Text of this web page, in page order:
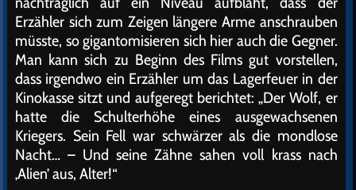
Erzähler sich zum Zeigen längere Arme anschrauben
müsste, so gigantomisieren sich hier auch die Gegner.
Man kann sich zu Beginn des Films gut vorstellen,
dass irgendwo ein Erzähler um das Lagerfeuer in der
Kinokasse sitzt und aufgeregt berichtet: „Der Wolf, er
hatte die Schulterhöhe eines ausgewachsenen
Kriegers. Sein Fell war schwärzer als die mondlose
Nacht… – Und seine Zähne sahen voll krass nach
‚Alien’ aus, Alter!“